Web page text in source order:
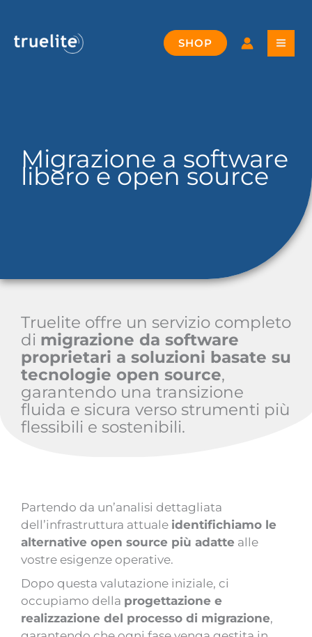
contenuto
SHOP
Migrazione a software
libero e open source
Truelite offre un servizio completo
di migrazione da software
proprietari a soluzioni basate su
tecnologie open source,
garantendo una transizione
fluida e sicura verso strumenti più
flessibili e sostenibili.
Partendo da un’analisi dettagliata
dell’infrastruttura attuale identifichiamo le
alternative open source più adatte alle
vostre esigenze operative.
Dopo questa valutazione iniziale, ci
occupiamo della progettazione e
realizzazione del processo di migrazione,